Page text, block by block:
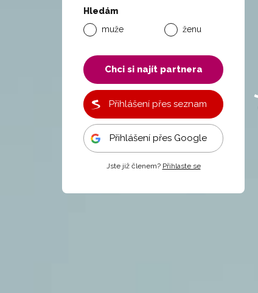
Hledám
muže
ženu
Chci si najít partnera
Přihlášení přes seznam
Přihlášení přes Google
Jste již členem? Přihlaste se